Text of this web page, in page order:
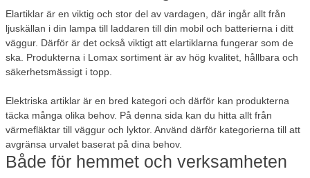
Elartiklar är en viktig och stor del av vardagen, där ingår allt från
ljuskällan i din lampa till laddaren till din mobil och batterierna i ditt
väggur. Därför är det också viktigt att elartiklarna fungerar som de
ska. Produkterna i Lomax sortiment är av hög kvalitet, hållbara och
säkerhetsmässigt i topp.
Elektriska artiklar är en bred kategori och därför kan produkterna
täcka många olika behov. På denna sida kan du hitta allt från
värmefläktar till väggur och lyktor. Använd därför kategorierna till att
avgränsa urvalet baserat på dina behov.
Både för hemmet och verksamheten